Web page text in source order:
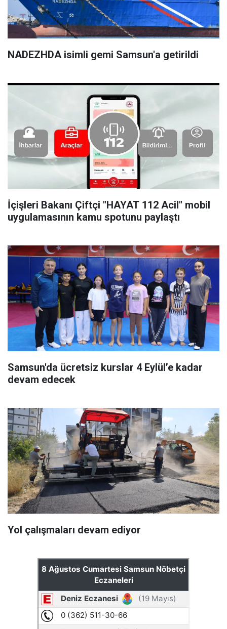
NADEZHDA isimli gemi Samsun'a getirildi
İçişleri Bakanı Çiftçi "HAYAT 112 Acil" mobil
uygulamasının kamu spotunu paylaştı
Samsun'da ücretsiz kurslar 4 Eylül’e kadar
devam edecek
Yol çalışmaları devam ediyor